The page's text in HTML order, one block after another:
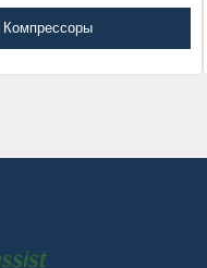
Компрессоры